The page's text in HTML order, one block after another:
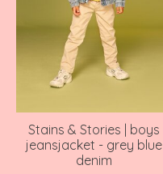
Stains & Stories | boys
jeansjacket - grey blue
denim